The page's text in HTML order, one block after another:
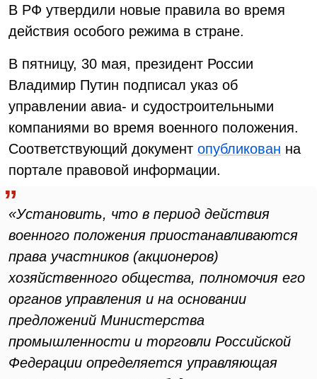
В РФ утвердили новые правила во время
действия особого режима в стране.
В пятницу, 30 мая, президент России
Владимир Путин подписал указ об
управлении авиа- и судостроительными
компаниями во время военного положения.
Соответствующий документ опубликован на
портале правовой информации.
«Установить, что в период действия
военного положения приостанавливаются
права участников (акционеров)
хозяйственного общества, полномочия его
органов управления и на основании
предложений Министерства
промышленности и торговли Российской
Федерации определяется управляющая